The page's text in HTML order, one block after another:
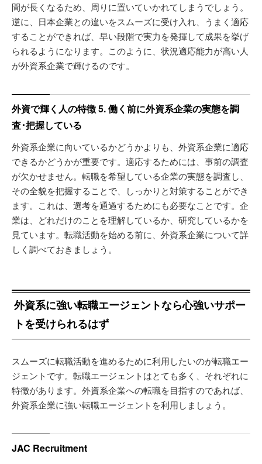
間が長くなるため、周りに置いていかれてしまうでしょう。
逆に、日本企業との違いをスムーズに受け入れ、うまく適応
することができれば、早い段階で実力を発揮して成果を挙げ
られるようになります。このように、状況適応能力が高い人
が外資系企業で輝けるのです。
外資で輝く人の特徴 5. 働く前に外資系企業の実態を調
査･把握している
外資系企業に向いているかどうかよりも、外資系企業に適応
できるかどうかが重要です。適応するためには、事前の調査
が欠かせません。転職を希望している企業の実態を調査し、
その全貌を把握することで、しっかりと対策することができ
ます。これは、選考を通過するためにも必要なことです。企
業は、どれだけのことを理解しているか、研究しているかを
見ています。転職活動を始める前に、外資系企業について詳
しく調べておきましょう。
外資系に強い転職エージェントなら心強いサポー
トを受けられるはず
スムーズに転職活動を進めるために利用したいのが転職エー
ジェントです。転職エージェントはとても多く、それぞれに
特徴があります。外資系企業への転職を目指すのであれば、
外資系企業に強い転職エージェントを利用しましょう。
JAC Recruitment